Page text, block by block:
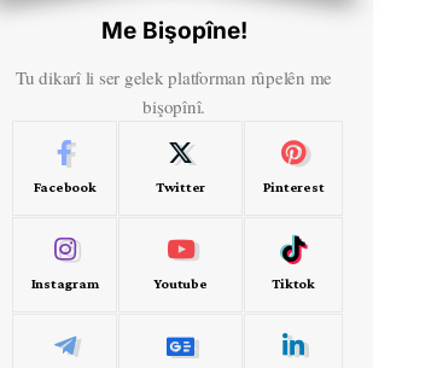
Me Bişopîne!
Tu dikarî li ser gelek platforman rûpelên me
bişopînî.
Facebook Twitter Pinterest
Instagram Youtube Tiktok